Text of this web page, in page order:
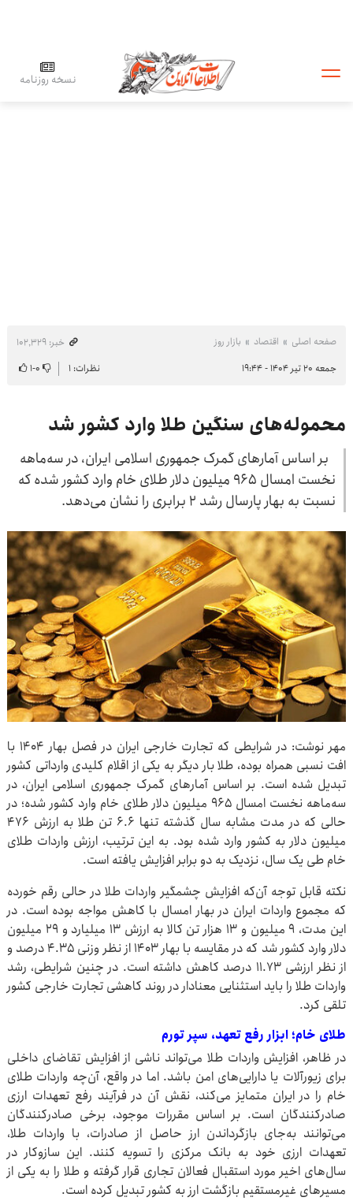
نسخه روزنامه
صفحه اصلی اقتصاد بازار روز
خبر: ۱۰۲٬۳۲۹
جمعه ۲۰ تیر ۱۴۰۴ - ۱۹:۴۴
نظرات: ۱ ۰-۱
محموله‌های سنگین طلا وارد کشور شد
بر اساس آمارهای گمرک جمهوری اسلامی ایران، در سه‌ماهه
نخست امسال ۹۶۵ میلیون دلار طلای خام وارد کشور شده که
نسبت به بهار پارسال رشد ۲ برابری را نشان می‌دهد.
مهر نوشت: در شرایطی که تجارت خارجی ایران در فصل بهار ۱۴۰۴ با
افت نسبی همراه بوده، طلا بار دیگر به یکی از اقلام کلیدی وارداتی کشور
تبدیل شده است. بر اساس آمارهای گمرک جمهوری اسلامی ایران، در
سه‌ماهه نخست امسال ۹۶۵ میلیون دلار طلای خام وارد کشور شده؛ در
حالی که در مدت مشابه سال گذشته تنها ۶.۶ تن طلا به ارزش ۴۷۶
میلیون دلار به کشور وارد شده بود. به این ترتیب، ارزش واردات طلای
خام طی یک سال، نزدیک به دو برابر افزایش یافته است.
نکته قابل توجه آن‌که افزایش چشمگیر واردات طلا در حالی رقم خورده
که مجموع واردات ایران در بهار امسال با کاهش مواجه بوده است. در
این مدت، ۹ میلیون و ۱۳ هزار تن کالا به ارزش ۱۳ میلیارد و ۲۹ میلیون
دلار وارد کشور شد که در مقایسه با بهار ۱۴۰۳ از نظر وزنی ۴.۳۵ درصد و
از نظر ارزشی ۱۱.۷۳ درصد کاهش داشته است. در چنین شرایطی، رشد
واردات طلا را باید استثنایی معنادار در روند کاهشی تجارت خارجی کشور
تلقی کرد.
طلای خام؛ ابزار رفع تعهد، سپر تورم
در ظاهر، افزایش واردات طلا می‌تواند ناشی از افزایش تقاضای داخلی
برای زیورآلات یا دارایی‌های امن باشد. اما در واقع، آن‌چه واردات طلای
خام را در ایران متمایز می‌کند، نقش آن در فرآیند رفع تعهدات ارزی
صادرکنندگان است. بر اساس مقررات موجود، برخی صادرکنندگان
می‌توانند به‌جای بازگرداندن ارز حاصل از صادرات، با واردات طلا،
تعهدات ارزی خود به بانک مرکزی را تسویه کنند. این سازوکار در
سال‌های اخیر مورد استقبال فعالان تجاری قرار گرفته و طلا را به یکی از
مسیرهای غیرمستقیم بازگشت ارز به کشور تبدیل کرده است.